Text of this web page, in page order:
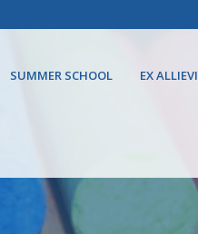
SUMMER SCHOOL EX ALLIEVI